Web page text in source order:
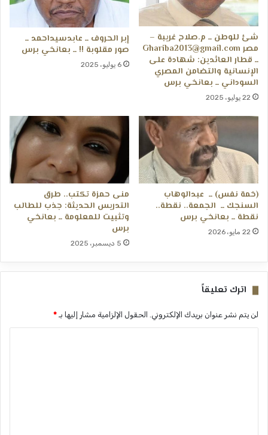
شئ للوطن ــ م.صلاح غريبة –
مصر Ghariba2013@gmail.com
ــ قطار العائدين: شهادة على
الإنسانية والتضامن المصري
السوداني ــ بعانخي برس
22 يوليو، 2025
إبر الحروف ــ عابدسيداحمد ــ
صور مقلوبة !! ــ بعانخي برس
6 يوليو، 2025
(خمة نفس) ــ عبدالوهاب
السنجك ــ الجمعة.. نقطة..
نقطة ــ بعانخي برس
22 مايو، 2026
منى حمزة تكتب.. طرق
التدريس الحديثة: جذب للطالب
وتثبيت للمعلومة ــ بعانخي
برس
5 ديسمبر، 2025
اترك تعليقاً
لن يتم نشر عنوان بريدك الإلكتروني. الحقول الإلزامية مشار إليها بـ *